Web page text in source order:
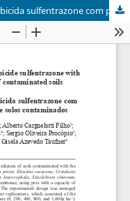
Seleção de espécies tolerantes ao herbicida sulfentrazone com potencial para a fitorremediação de solos contaminados